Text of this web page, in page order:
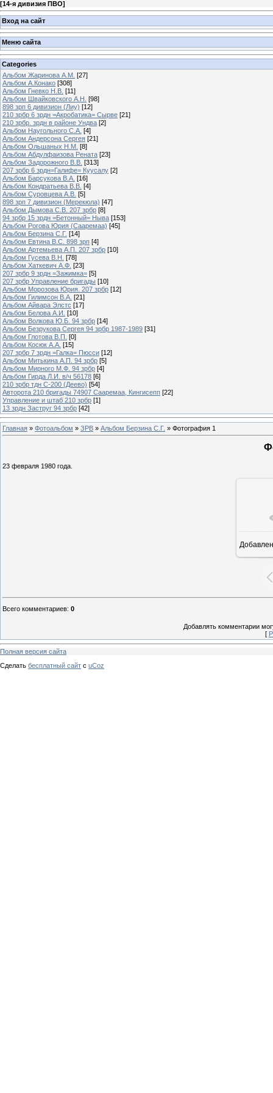
[14-я дивизия ПВО]
Вход на сайт
Меню сайта
Categories
Альбом Жаринова А.М. [27]
Альбом А.Конако [308]
Альбом Гневко Н.В. [11]
Альбом Швайковского А.Н. [98]
898 зрп 6 дивизион (Лиу) [12]
210 зрбр 6 зрдн =Акробатика= Сырве [21]
210 зрбр. зрдн в районе Ундва [2]
Альбом Наугольного С.А. [4]
Альбом Андерсона Сергея [21]
Альбом Ольшаных Н.М. [8]
Альбом Абдулфаизова Рената [23]
Альбом Задорожного В.В. [313]
207 зрбр 6 зрдн=Галифе= Куусалу [2]
Альбом Барсукова В.А. [16]
Альбом Кондратьева В.В. [4]
Альбом Суровцева А.В. [5]
898 зрп 7 дивизион (Мерекюла) [47]
Альбом Дымова С.В. 207 зрбр [8]
94 зрбр 15 зрдн =Бетонный= Ныва [153]
Альбом Рогова Юрия (Сааремаа) [45]
Альбом Берзина С.Г. [14]
Альбом Евтина В.С. 898 зрп [4]
Альбом Артемьева А.П. 207 зрбр [10]
Альбом Гусева В.Н. [78]
Альбом Хаткевич А.Ф. [23]
207 зрбр 9 зрдн =Зажимка= [5]
207 зрбр Управление бригады [10]
Альбом Морозова Юрия. 207 зрбр [12]
Альбом Гилимсон В.А. [21]
Альбом Айвара Элстс [17]
Альбом Белова А.И. [10]
Альбом Волкова Ю.Б. 94 зрбр [14]
Альбом Безрукова Сергея 94 зрбр 1987-1989 [31]
Альбом Глотова В.П. [0]
Альбом Косюк А.А. [15]
207 зрбр 7 зрдн =Галка= Пюсси [12]
Альбом Митькина А.П. 94 зрбр [5]
Альбом Мирного М.Ф. 94 зрбр [4]
Альбом Гирда Л.И. в/ч 56178 [6]
210 зрбр тдн С-200 (Деево) [54]
Авторота 210 бригады 74907 Сааремаа, Кингисепп [22]
Управление и штаб 210 зрбр [1]
13 зрдн Заструг 94 зрбр [42]
Главная » Фотоальбом » ЗРВ » Альбом Берзина С.Г. » Фотография 1
23 февраля 1980 года.
Всего комментариев: 0
Добавлять комментарии
[
Полная версия сайта
Сделать бесплатный сайт с uCoz